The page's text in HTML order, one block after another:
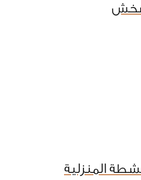
المنزلية